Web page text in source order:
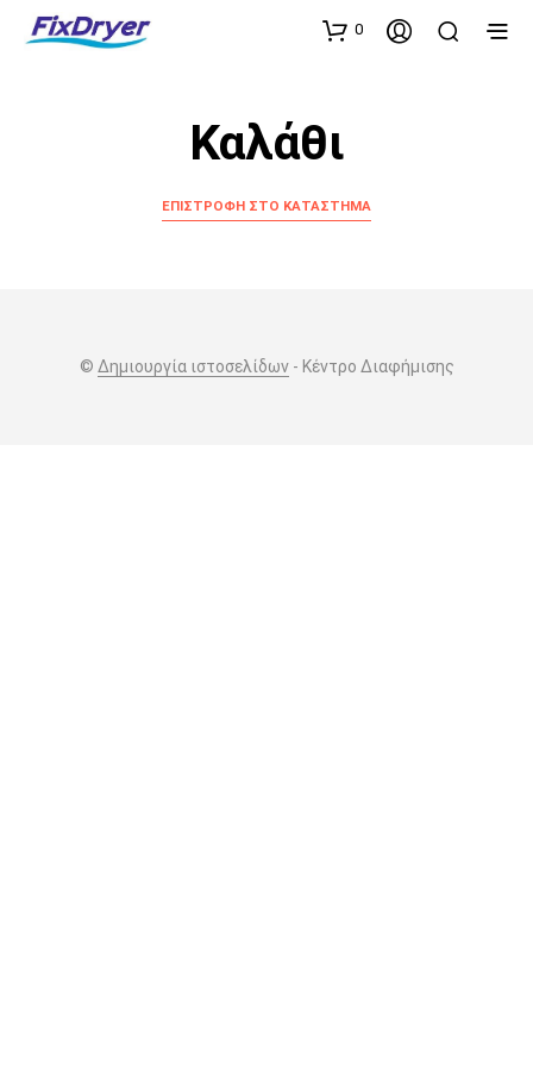
0
Καλάθι
ΕΠΙΣΤΡΟΦΉ ΣΤΟ ΚΑΤΆΣΤΗΜΑ
© Δημιουργία ιστοσελίδων- Κέντρο Διαφήμισης